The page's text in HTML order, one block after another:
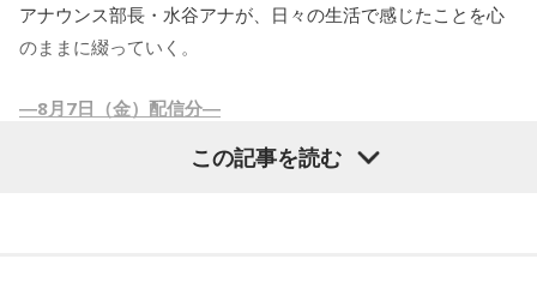
【6位】牡羊座（おひつじ座）
今日は、集中力が最高潮に高まる日です。効率よく物事を進
わらせるのがオススメです。あなたの大切な時間を有意義に
使うことができそうですよ。
アナウンス部長・水谷アナが、日々の生活で感じたことを心
のままに綴っていく。
―8月7日（金）配信分―
連続ドラマ【VIVANT】シーズン2が始まりましたね。でもリ
この記事を読む